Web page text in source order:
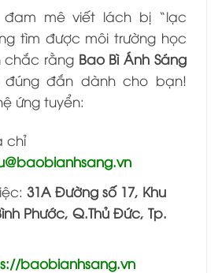
mê viết lách bị “lạc
tìm được môi trường học
chắc rằng Bao Bì Ánh Sáng
đắn dành cho bạn!
ứng tuyển:
chỉ
31A Đường số 17, Khu
Phước, Q.Thủ Đức, Tp.
baobianhsang.vn